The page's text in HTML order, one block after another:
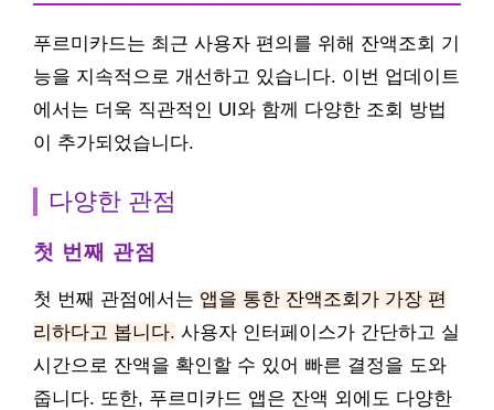
푸르미카드는 최근 사용자 편의를 위해 잔액조회 기
능을 지속적으로 개선하고 있습니다. 이번 업데이트
에서는 더욱 직관적인 UI와 함께 다양한 조회 방법
이 추가되었습니다.
다양한 관점
첫 번째 관점
첫 번째 관점에서는 앱을 통한 잔액조회가 가장 편
리하다고 봅니다. 사용자 인터페이스가 간단하고 실
시간으로 잔액을 확인할 수 있어 빠른 결정을 도와
줍니다. 또한, 푸르미카드 앱은 잔액 외에도 다양한